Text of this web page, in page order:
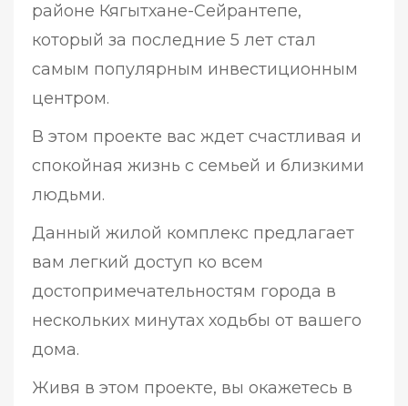
районе Кягытхане-Сейрантепе,
который за последние 5 лет стал
самым популярным инвестиционным
центром.
В этом проекте вас ждет счастливая и
спокойная жизнь с семьей и близкими
людьми.
Данный жилой комплекс предлагает
вам легкий доступ ко всем
достопримечательностям города в
нескольких минутах ходьбы от вашего
дома.
Живя в этом проекте, вы окажетесь в